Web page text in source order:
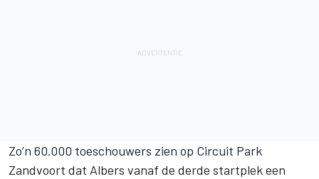
Zo’n 60.000 toeschouwers zien op Circuit Park
Zandvoort dat Albers vanaf de derde startplek een